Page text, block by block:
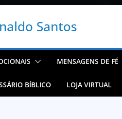
Santos
MENSAGENS DE FÉ
BÍBLICO LOJA VIRTUAL